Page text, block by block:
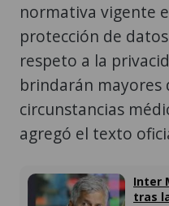
normativa vigente
protección de
respeto a la
brindarán mayores
circunstancias
agregó el texto
Inter
tras